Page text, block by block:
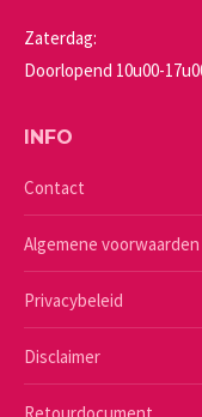
Zaterdag:
Doorlopend 10u00-
INFO
Contact
Algemene voorwaarden
Privacybeleid
Disclaimer